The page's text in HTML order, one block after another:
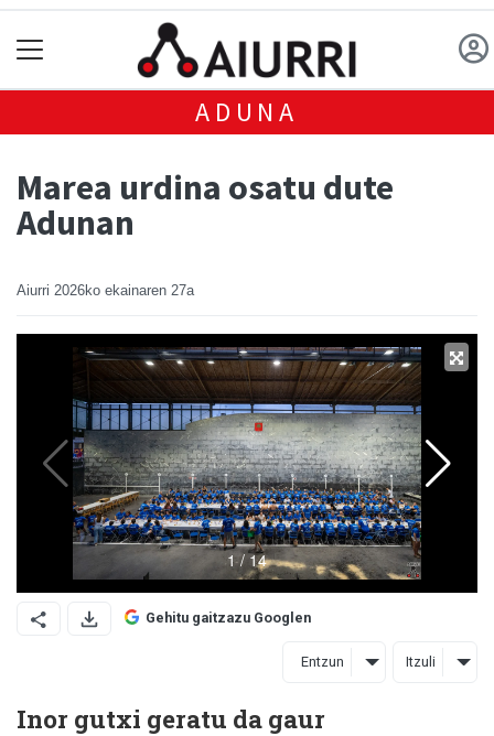
ADUNA
Marea urdina osatu dute
Adunan
Aiurri 2026ko ekainaren 27a
Gehitu gaitzazu Googlen
Entzun Itzuli
Inor gutxi geratu da gaur